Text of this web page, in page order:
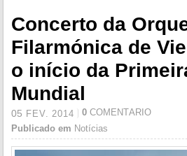
Concerto da
Filarmónica de
o início da
Mundial
05 FEV. 2014 0 COMENTÁRIO
Publicado em Notícias